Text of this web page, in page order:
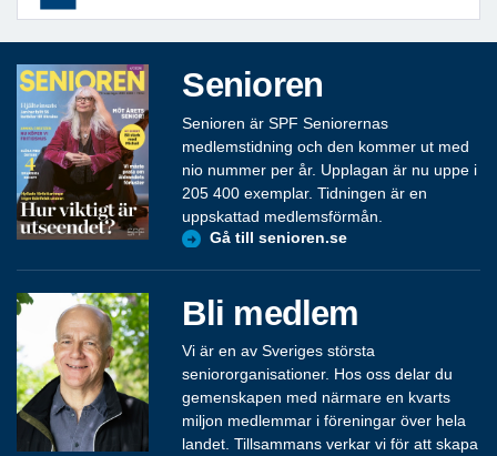
Senioren
Senioren är SPF Seniorernas
medlemstidning och den kommer ut med
nio nummer per år. Upplagan är nu uppe i
205 400 exemplar. Tidningen är en
uppskattad medlemsförmån.
Gå till senioren.se
Bli medlem
Vi är en av Sveriges största
seniororganisationer. Hos oss delar du
gemenskapen med närmare en kvarts
miljon medlemmar i föreningar över hela
landet. Tillsammans verkar vi för att skapa